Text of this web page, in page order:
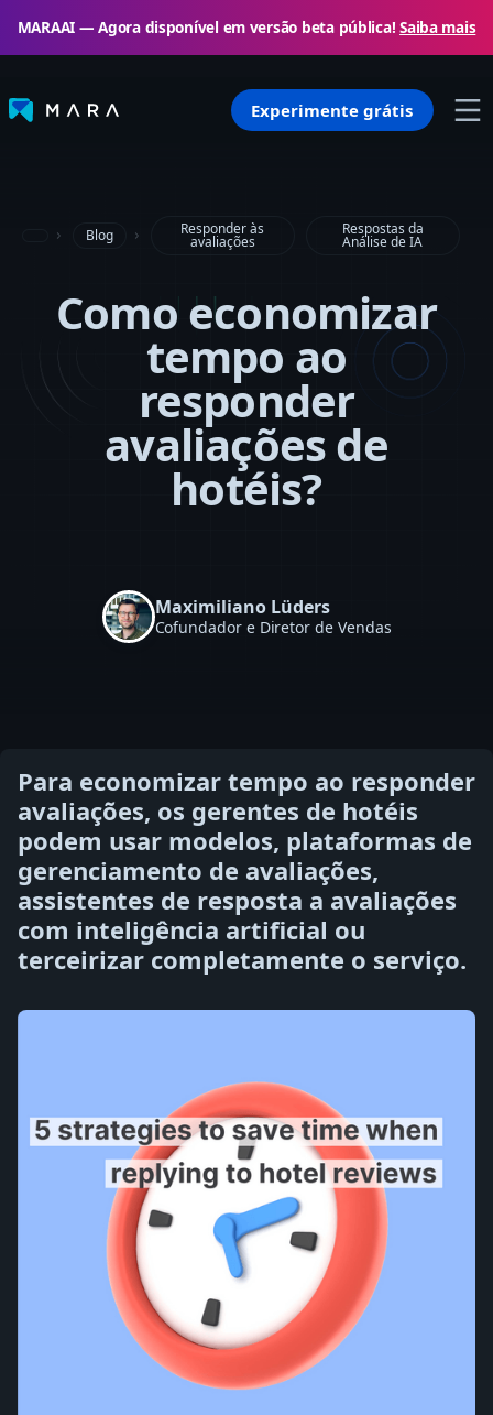
MARAAI — Agora disponível em versão beta pública!Saiba mais
Experimente grátis
Blog Responder às
avaliações
Respostas da
Análise de IA
Como economizar
tempo ao
responder
avaliações de
hotéis?
Maximiliano Lüders
Cofundador e Diretor de Vendas
Para economizar tempo ao responder
avaliações, os gerentes de hotéis
podem usar modelos, plataformas de
gerenciamento de avaliações,
assistentes de resposta a avaliações
com inteligência artificial ou
terceirizar completamente o serviço.